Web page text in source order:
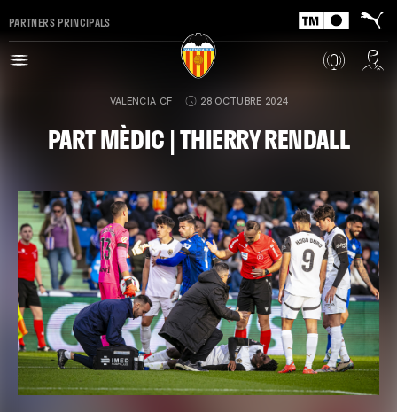
PARTNERS PRINCIPALS
VALENCIA CF 28 OCTUBRE 2024
PART MÈDIC | THIERRY RENDALL